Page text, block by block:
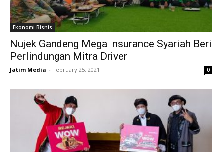
Ekonomi Bisnis
Nujek Gandeng Mega Insurance Syariah Beri
Perlindungan Mitra Driver
Jatim Media - February 25, 2021 0